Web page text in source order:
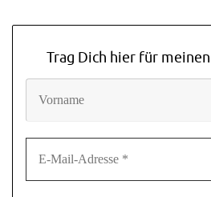
Trag Dich hier für